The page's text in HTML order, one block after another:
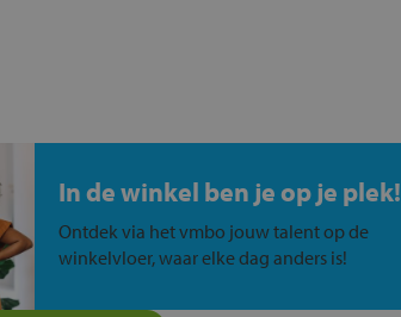
In de winkel ben je op je plek!
Ontdek via het vmbo jouw talent op de
winkelvloer, waar elke dag anders is!